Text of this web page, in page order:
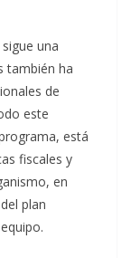
una
también ha
de
este
está
fiscales y
en
plan